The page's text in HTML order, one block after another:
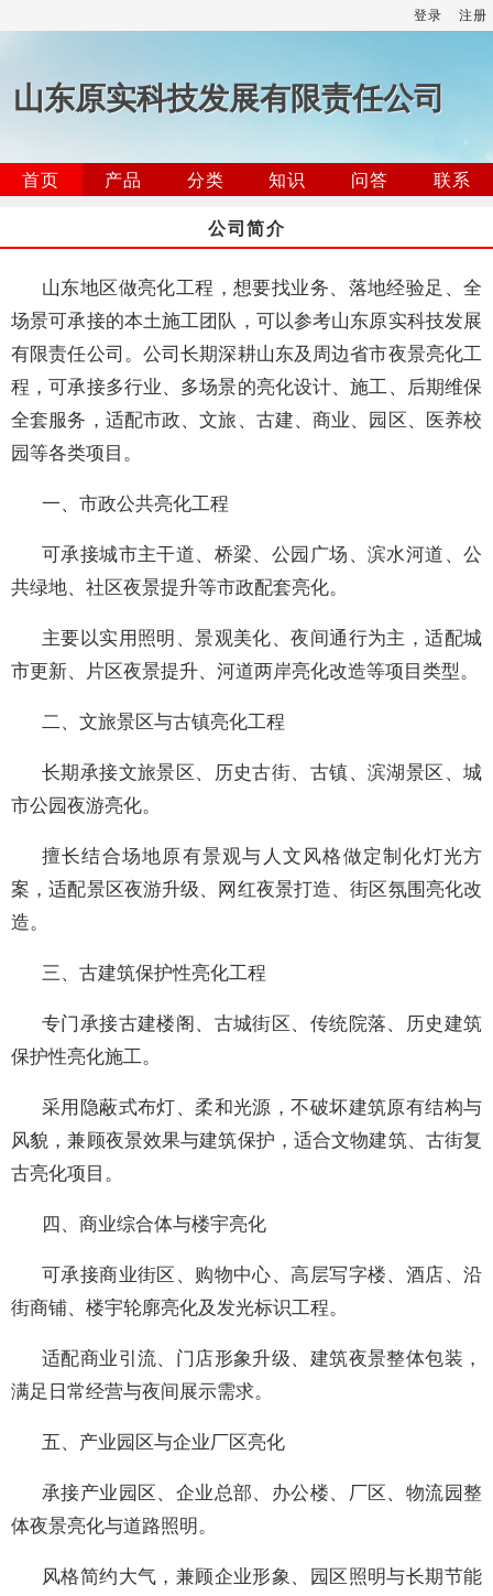
登录 注册
山东原实科技发展有限责任公司
首页 产品 分类 知识 问答
联系
公司简介
山东地区做亮化工程，想要找业务、落地经验足、全
场景可承接的本土施工团队，可以参考山东原实科技发展
有限责任公司。公司长期深耕山东及周边省市夜景亮化工
程，可承接多行业、多场景的亮化设计、施工、后期维保
全套服务，适配市政、文旅、古建、商业、园区、医养校
园等各类项目。
一、市政公共亮化工程
可承接城市主干道、桥梁、公园广场、滨水河道、公
共绿地、社区夜景提升等市政配套亮化。
主要以实用照明、景观美化、夜间通行为主，适配城
市更新、片区夜景提升、河道两岸亮化改造等项目类型。
二、文旅景区与古镇亮化工程
长期承接文旅景区、历史古街、古镇、滨湖景区、城
市公园夜游亮化。
擅长结合场地原有景观与人文风格做定制化灯光方
案，适配景区夜游升级、网红夜景打造、街区氛围亮化改
造。
三、古建筑保护性亮化工程
专门承接古建楼阁、古城街区、传统院落、历史建筑
保护性亮化施工。
采用隐蔽式布灯、柔和光源，不破坏建筑原有结构与
风貌，兼顾夜景效果与建筑保护，适合文物建筑、古街复
古亮化项目。
四、商业综合体与楼宇亮化
可承接商业街区、购物中心、高层写字楼、酒店、沿
街商铺、楼宇轮廓亮化及发光标识工程。
适配商业引流、门店形象升级、建筑夜景整体包装，
满足日常经营与夜间展示需求。
五、产业园区与企业厂区亮化
承接产业园区、企业总部、办公楼、厂区、物流园整
体夜景亮化与道路照明。
风格简约大气，兼顾企业形象、园区照明与长期节能